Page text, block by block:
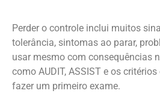
Perder o controle inclui muitos
tolerância, sintomas ao parar,
usar mesmo com consequências
como AUDIT, ASSIST e os
fazer um primeiro exame.